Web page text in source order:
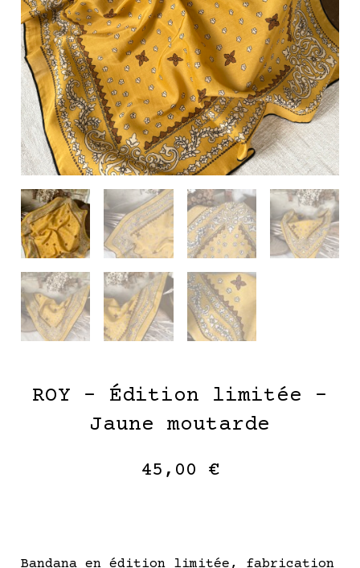
ROY – Édition limitée –
Jaune moutarde
45,00 €
Bandana en édition limitée, fabrication